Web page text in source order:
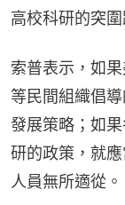
高校科研的突圍
索普表示，如
等民間組織倡
發展策略；如
研的政策，就
人員無所適從。